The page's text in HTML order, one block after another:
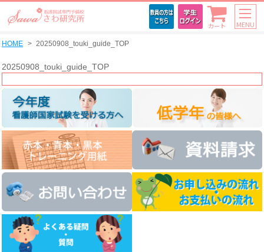
カート MENU
HOME 20250908_touki_guide_TOP
20250908_touki_guide_TOP